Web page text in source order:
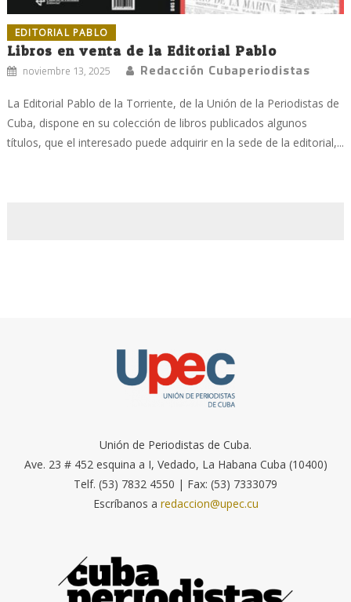
EDITORIAL PABLO
Libros en venta de la Editorial Pablo
noviembre 13, 2025 Redacción Cubaperiodistas
La Editorial Pablo de la Torriente, de la Unión de la Periodistas de
Cuba, dispone en su colección de libros publicados algunos
títulos, que el interesado puede adquirir en la sede de la editorial,...
Unión de Periodistas de Cuba.
Ave. 23 # 452 esquina a I, Vedado, La Habana Cuba (10400)
Telf. (53) 7832 4550 | Fax: (53) 7333079
Escríbanos a redaccion@upec.cu